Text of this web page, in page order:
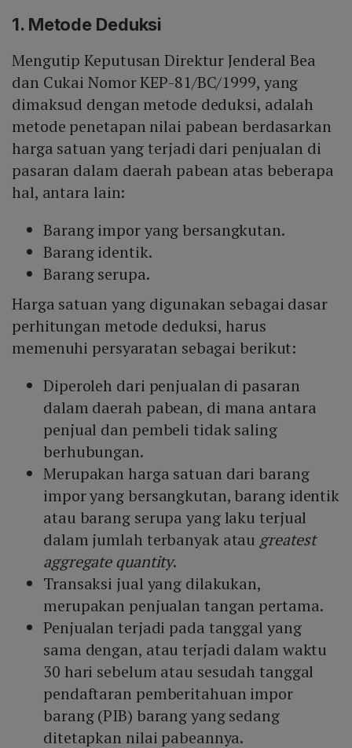
1. Metode Deduksi
Mengutip Keputusan Direktur Jenderal Bea
dan Cukai Nomor KEP-81/BC/1999, yang
dimaksud dengan metode deduksi, adalah
metode penetapan nilai pabean berdasarkan
harga satuan yang terjadi dari penjualan di
pasaran dalam daerah pabean atas beberapa
hal, antara lain:
Barang impor yang bersangkutan.
Barang identik.
Barang serupa.
Harga satuan yang digunakan sebagai dasar
perhitungan metode deduksi, harus
memenuhi persyaratan sebagai berikut:
Diperoleh dari penjualan di pasaran
dalam daerah pabean, di mana antara
penjual dan pembeli tidak saling
berhubungan.
Merupakan harga satuan dari barang
impor yang bersangkutan, barang identik
atau barang serupa yang laku terjual
dalam jumlah terbanyak ataugreatest
aggregate quantity.
Transaksi jual yang dilakukan,
merupakan penjualan tangan pertama.
Penjualan terjadi pada tanggal yang
sama dengan, atau terjadi dalam waktu
30 hari sebelum atau sesudah tanggal
pendaftaran pemberitahuan impor
barang (PIB) barang yang sedang
ditetapkan nilai pabeannya.